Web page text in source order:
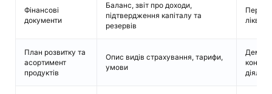
Фінансові
документи
Баланс, звіт про доходи,
підтвердження капіталу та
резервів
План розвитку та
асортимент
продуктів
Опис видів страхування, тарифи,
умови